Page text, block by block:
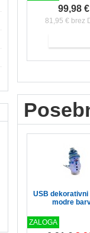
99,98 €
81,95 € brez
USB dekorativni
modre
ZALOGA